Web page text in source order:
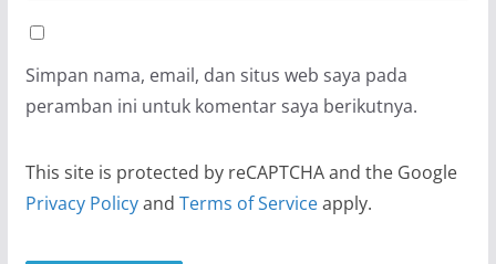
Simpan nama, email, dan situs web saya pada
peramban ini untuk komentar saya berikutnya.
This site is protected by reCAPTCHA and the Google
Privacy Policyand Terms of Serviceapply.